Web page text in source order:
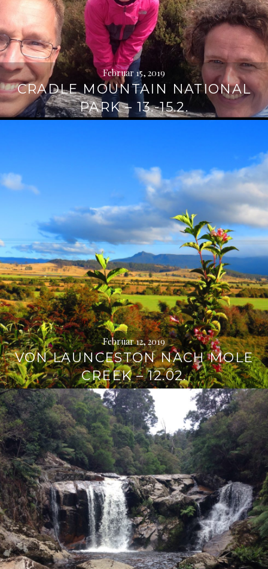
Februar 15, 2019
CRADLE MOUNTAIN NATIONAL
PARK – 13.-15.2.
Februar 12, 2019
VON LAUNCESTON NACH MOLE
CREEK – 12.02.